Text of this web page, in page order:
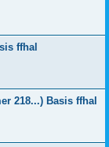
ffhal
218...) Basis ffhal